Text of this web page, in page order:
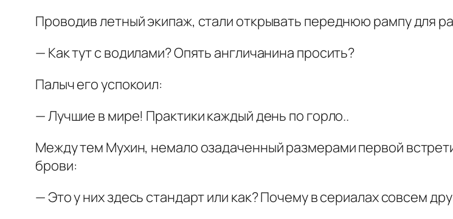
Проводив летный экипаж, стали открывать переднюю рампу для
— Как тут с водилами? Опять англичанина просить?
Палыч его успокоил:
— Лучшие в мире! Практики каждый день по горло..
Между тем Мухин, немало озадаченный размерами первой
брови:
— Это у них здесь стандарт или как? Почему в сериалах совсем